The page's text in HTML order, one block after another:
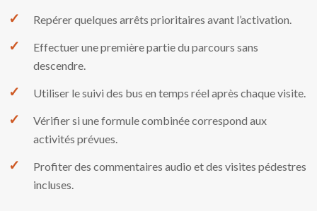
Repérer quelques arrêts prioritaires avant l’activation.
Effectuer une première partie du parcours sans
descendre.
Utiliser le suivi des bus en temps réel après chaque visite.
Vérifier si une formule combinée correspond aux
activités prévues.
Profiter des commentaires audio et des visites pédestres
incluses.